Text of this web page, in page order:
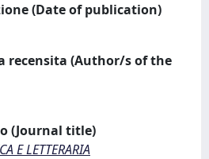
(Date of publication)
recensita (Author/s of the
(Journal title)
E LETTERARIA